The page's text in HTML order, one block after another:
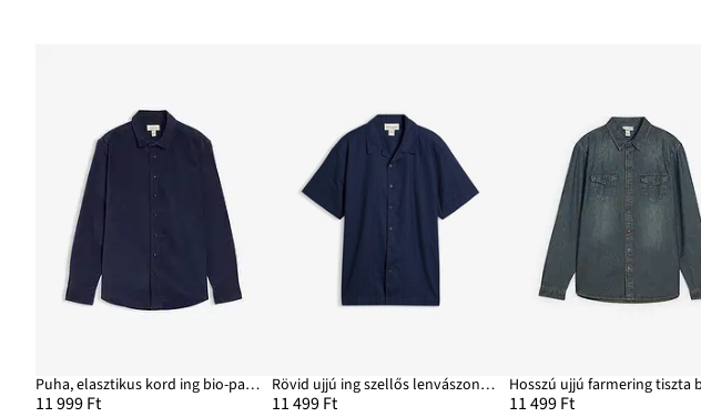
Puha, elasztikus kord ing bio-pamutból
11 999 Ft
Rövid ujjú ing szellős lenvászon keverékből, Loose Fit
11 499 Ft 11 499 Ft